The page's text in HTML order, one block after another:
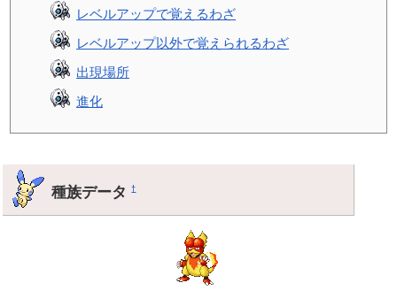
レベルアップで覚えるわざ
レベルアップ以外で覚えられるわざ
出現場所
進化
種族データ†